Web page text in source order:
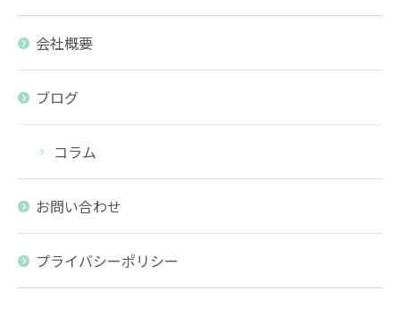
会社概要
ブログ
コラム
お問い合わせ
プライバシーポリシー